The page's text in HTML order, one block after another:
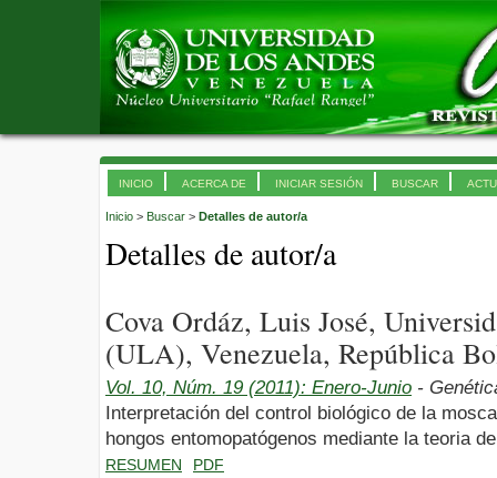
INICIO ACERCA DE INICIAR SESIÓN BUSCAR
Inicio > Buscar > Detalles de autor/a
Detalles de autor/a
Cova Ordáz, Luis José,
(ULA), Venezuela, República
Vol. 10, Núm. 19 (2011): Enero-Junio -
Interpretación del control biológico de la
hongos entomopatógenos mediante la teoria
RESUMEN PDF